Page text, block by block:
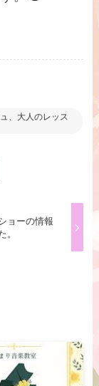
、大人のレッス
ョーの情報
。